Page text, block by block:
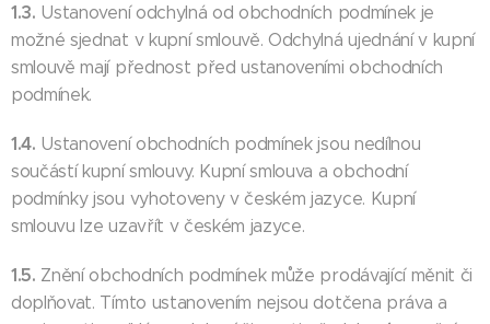
1.3. Ustanovení odchylná od obchodních podmínek je
možné sjednat v kupní smlouvě. Odchylná ujednání v kupní
smlouvě mají přednost před ustanoveními obchodních
podmínek.
1.4. Ustanovení obchodních podmínek jsou nedílnou
součástí kupní smlouvy. Kupní smlouva a obchodní
podmínky jsou vyhotoveny v českém jazyce. Kupní
smlouvu lze uzavřít v českém jazyce.
1.5. Znění obchodních podmínek může prodávající měnit či
doplňovat. Tímto ustanovením nejsou dotčena práva a